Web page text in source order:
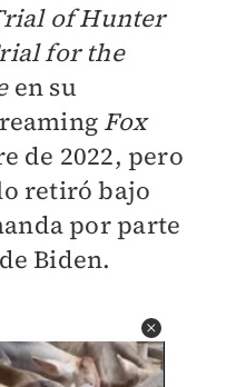
of Hunter
for the
en su
Fox
de 2022, pero
retiró bajo
por parte
Biden.